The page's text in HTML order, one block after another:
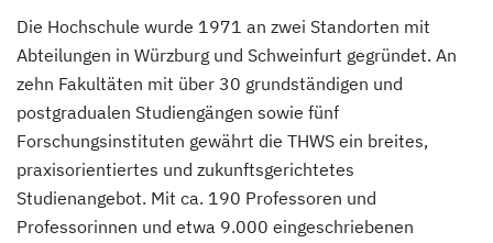
Die Hochschule wurde 1971 an zwei Standorten mit
Abteilungen in Würzburg und Schweinfurt gegründet. An
zehn Fakultäten mit über 30 grundständigen und
postgradualen Studiengängen sowie fünf
Forschungsinstituten gewährt die THWS ein breites,
praxisorientiertes und zukunftsgerichtetes
Studienangebot. Mit ca. 190 Professoren und
Professorinnen und etwa 9.000 eingeschriebenen